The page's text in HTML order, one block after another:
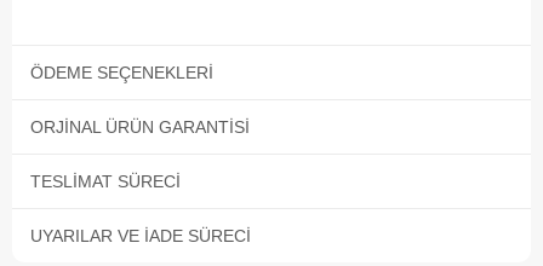
ÖDEME SEÇENEKLERI
ORJINAL ÜRÜN GARANTISI
TESLIMAT SÜRECI
UYARILAR VE İADE SÜRECI